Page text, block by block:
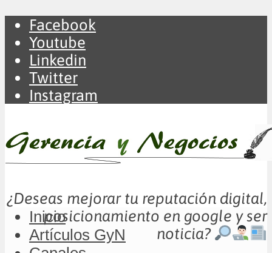
Facebook
Youtube
Linkedin
Twitter
Instagram
¿Deseas mejorar tu reputación digital,
posicionamiento en google y ser
noticia?
Inicio
Artículos GyN